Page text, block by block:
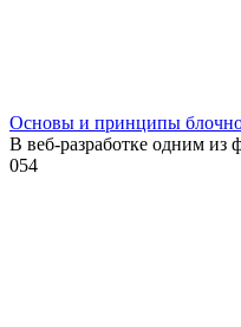
Основы и принципы
В веб-разработке одним из
054